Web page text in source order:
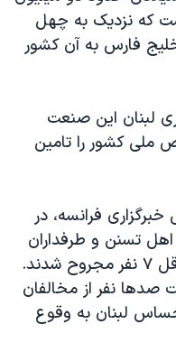
که نزديک به چهل
فارس به آن کشور
لبنان اين صنعت
ملی کشور را تامين
فرانسه، در
تسنن و طرفداران
شاخه علويه، يک نفر کشته و حداقل ۷ نفر مجروح شدند.
صدها نفر از مخالفان
لبنان به وقوع